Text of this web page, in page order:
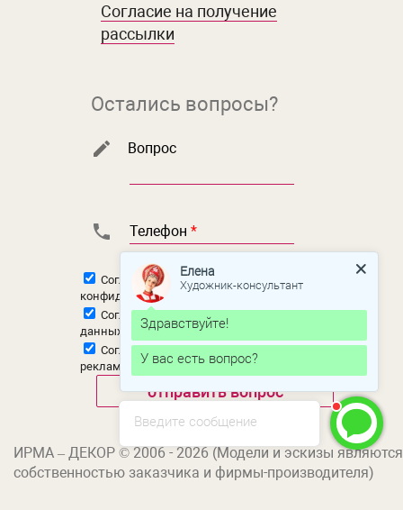
Согласие на получение
рассылки
Остались вопросы?
Вопрос
Телефон *
Согласен сполитикой
конфиденциальности
Согласен на
обработку персональных
данных
Согласен на
получение новостной и
рекламной рассылки
ИРМА – ДЕКОР © 2006 - 2026 (Модели и эскизы являются
собственностью заказчика и фирмы-производителя)
Введите сообщение
Елена
Художник-консультант
Здравствуйте!
У вас есть вопрос?